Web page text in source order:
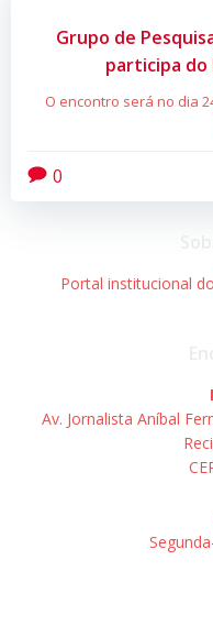
Grupo de
participa do
O encontro será no dia
0
Portal institucional
Av. Jornalista Aníbal